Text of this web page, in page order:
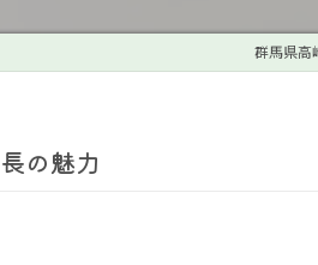
群馬県高
の魅力